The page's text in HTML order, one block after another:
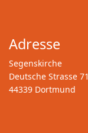
Adresse
Segenskirche
Deutsche Strasse 71
44339 Dortmund